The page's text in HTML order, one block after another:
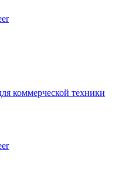
коммерческой техники